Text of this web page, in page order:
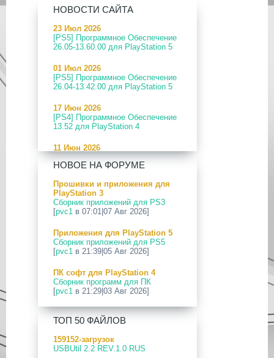
НОВОСТИ САЙТА
23 Июл 2026
[PS5] Программное Обеспечение
26.05-13.60.00 для PlayStation 5
01 Июл 2026
[PS5] Программное Обеспечение
26.04-13.42.00 для PlayStation 5
17 Июн 2026
[PS4] Программное Обеспечение
13.52 для PlayStation 4
11 Июн 2026
[PS5] Программное Обеспечение
26.04-13.40.00 для PlayStation 5
24 Апр 2026
[PS5] Программное Обеспечение
26.03-13.20.00 для PlayStation 5
12 Апр 2026
[PS Portal] Программное
Обеспечение 7.0.2 для PS Portal
09 Апр 2026
[PS3|CFW] webMAN MOD
v1.47.48p
29 Мар 2026
[PS3] PS3HEN v3.5.0
19 Мар 2026
[PS Portal] Программное
НОВОЕ НА ФОРУМЕ
Прошивки и приложения для
PlayStation 3
Сборник приложений для PS3
[pvc1 в 07:01|07 Авг 2026]
Приложения для PlayStation 5
Сборник приложений для PS5
[pvc1 в 21:39|05 Авг 2026]
ПК софт для PlayStation 4
Сборник программ для ПК
[pvc1 в 21:29|03 Авг 2026]
ПК софт для PlayStation 5
Сборник программ для ПК
Приложения для PlayStation 5
ТОП 50 ФАЙЛОВ
159152-загрузок
USBUtil 2.2 REV.1.0 RUS